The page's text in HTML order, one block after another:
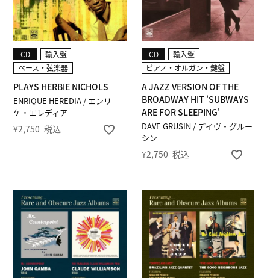
ENRIQUE HEREDIA / エンリ
ケ・エレディア
PLAYS HERBIE NICHOLS
CD
輸入盤
ベース・弦楽器
¥2,750 税込
DAVE GRUSIN / デイヴ・グルー
シン
A JAZZ VERSION OF THE
BROADWAY HIT 'SUBWAYS
ARE FOR SLEEPING'
CD
輸入盤
ピアノ・オルガン・鍵盤
¥2,750 税込